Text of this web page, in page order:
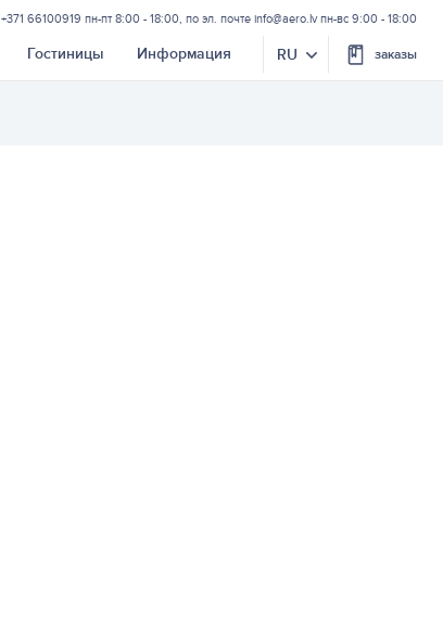
+371 66100919 пн-пт 8:00 - 18:00, по эл. почте info@aero.lv пн-вс 9:00 - 18:00
Гостиницы Информация RU заказы